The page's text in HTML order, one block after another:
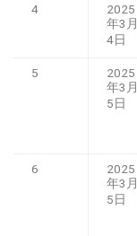
4
2025
年3月
4日
5
2025
年3月
5日
6
2025
年3月
5日